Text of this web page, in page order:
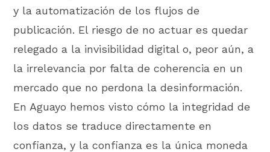
y la automatización de los flujos de
publicación. El riesgo de no actuar es quedar
relegado a la invisibilidad digital o, peor aún, a
la irrelevancia por falta de coherencia en un
mercado que no perdona la desinformación.
En Aguayo hemos visto cómo la integridad de
los datos se traduce directamente en
confianza, y la confianza es la única moneda